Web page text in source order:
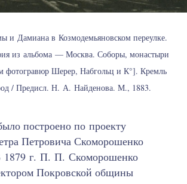
и Дамиана в Козмодемьяновском переулке.
из альбома — Москва. Соборы, монастыри
фотогравюр Шерер, Набгольц и К°]. Кремль
/ Предисл. Н. А. Найденова. М., 1883.
построено по проекту
Петровича Скоморошенко
1879 г. П. П. Скоморошенко
Покровской общины